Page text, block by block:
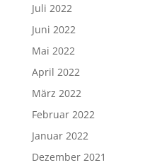
Juli 2022
Juni 2022
Mai 2022
April 2022
März 2022
Februar 2022
Januar 2022
Dezember 2021